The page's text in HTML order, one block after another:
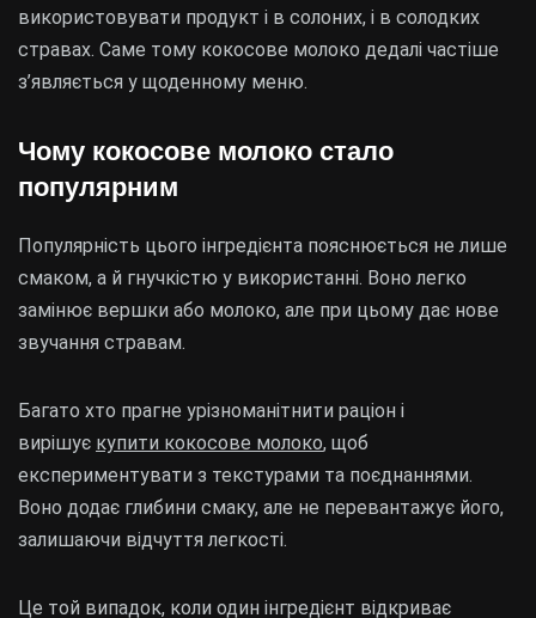
використовувати продукт і в солоних, і в солодких
стравах. Саме тому кокосове молоко дедалі частіше
з’являється у щоденному меню.
Чому кокосове молоко стало
популярним
Популярність цього інгредієнта пояснюється не лише
смаком, а й гнучкістю у використанні. Воно легко
замінює вершки або молоко, але при цьому дає нове
звучання стравам.
Багато хто прагне урізноманітнити раціон і
вирішує купити кокосове молоко, щоб
експериментувати з текстурами та поєднаннями.
Воно додає глибини смаку, але не перевантажує його,
залишаючи відчуття легкості.
Це той випадок, коли один інгредієнт відкриває